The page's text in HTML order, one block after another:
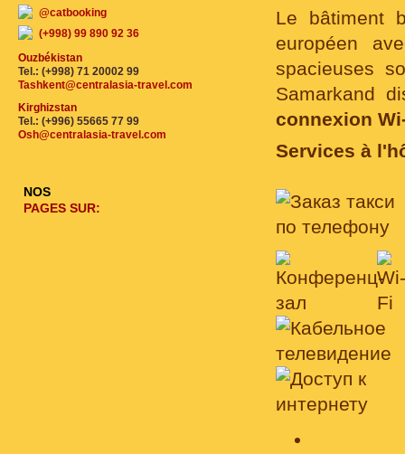
Le bâtiment
européen
spacieuses
Samarkand
connexion
Services à
@catbooking
(+998) 99 890 92 36
Ouzbékistan
Tel.: (+998) 71 20002 99
Tashkent@centralasia-travel.com
Kirghizstan
Tel.: (+996) 55665 77 99
Osh@centralasia-travel.com
NOS
PAGES SUR: